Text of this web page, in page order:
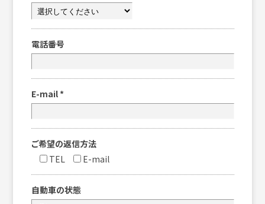
電話番号
E-mail *
ご希望の返信方法
TEL
E-mail
自動車の状態